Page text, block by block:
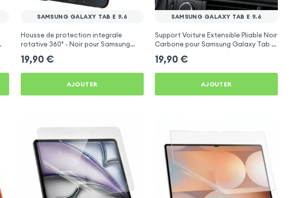
SAMSUNG GALAXY TAB E 9.6
Housse de protection integrale
rotative 360° - Noir pour Samsung
19,90 €
AJOUTER
SAMSUNG GALAXY TAB E 9.6
Support Voiture Extensible Pliable Noir
Carbone pour Samsung Galaxy Tab E
19,90 €
AJOUTER